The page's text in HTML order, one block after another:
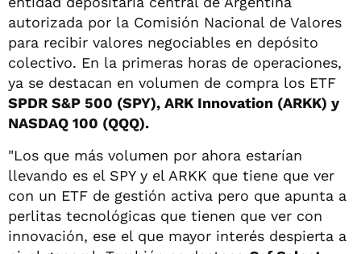
autorizada por la Comisión Nacional de Valores
para recibir valores negociables en depósito
colectivo. En la primeras horas de operaciones,
ya se destacan en volumen de compra los ETF
SPDR S&P 500 (SPY), ARK Innovation (ARKK) y
NASDAQ 100 (QQQ).
"Los que más volumen por ahora estarían
llevando es el SPY y el ARKK que tiene que ver
con un ETF de gestión activa pero que apunta a
perlitas tecnológicas que tienen que ver con
innovación, ese el que mayor interés despierta a